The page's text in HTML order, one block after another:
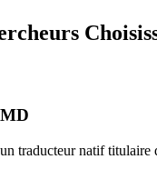
traducteur natif